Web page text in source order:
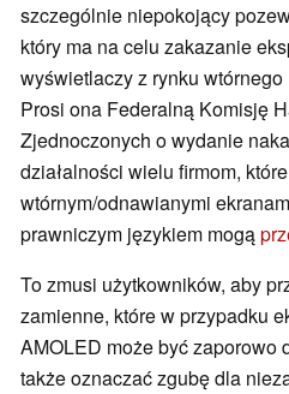
szczególnie niepokojący
który ma na celu zakazanie
wyświetlaczy z rynku
Prosi ona Federalną Komisję
Zjednoczonych o wydanie
działalności wielu firmom,
wtórnym/odnawianymi
prawniczym językiem mogą
To zmusi użytkowników, aby
zamienne, które w przypadku
AMOLED może być zaporowo
także oznaczać zgubę dla